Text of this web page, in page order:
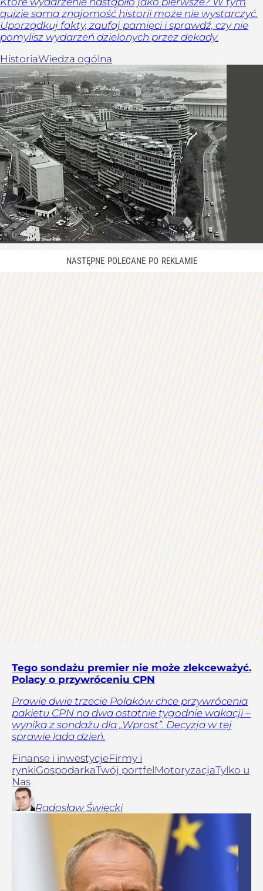
quizie sama znajomość historii może nie wystarczyć.
Uporządkuj fakty, zaufaj pamięci i sprawdź, czy nie
pomylisz wydarzeń dzielonych przez dekady.
HistoriaWiedza ogólna
Tego sondażu premier nie może zlekceważyć.
Polacy o przywróceniu CPN
Prawie dwie trzecie Polaków chce przywrócenia
pakietu CPN na dwa ostatnie tygodnie wakacji –
wynika z sondażu dla „Wprost”. Decyzja w tej
sprawie lada dzień.
Finanse i inwestycjeFirmy i
rynkiGospodarkaTwój portfelMotoryzacjaTylko u
Nas
Radosław Święcki